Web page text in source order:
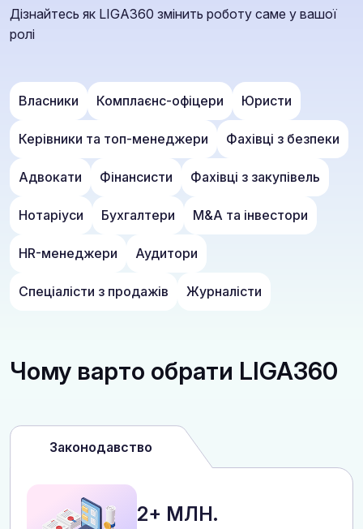
Дізнайтесь як LIGA360 змінить роботу саме у вашої
ролі
Власники Комплаєнс-офіцери Юристи
Керівники та топ-менеджери Фахівці з безпеки
Адвокати Фінансисти Фахівці з закупівель
Нотаріуси Бухгалтери M&A та інвестори
HR-менеджери Аудитори
Спеціалісти з продажів Журналісти
Чому варто обрати LIGA360
Законодавство
2+ МЛН.